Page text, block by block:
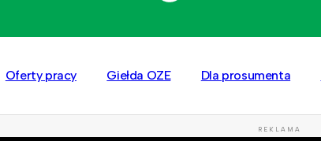
Oferty pracy Giełda OZE Dla prosumenta
REKLAMA